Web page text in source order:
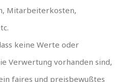
Mitarbeiterkosten,
keine Werte oder
Verwertung vorhanden sind,
faires und preisbewußtes